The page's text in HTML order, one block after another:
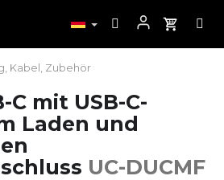
Kabel, Zubehör
C mit USB-C-
Laden und
UC-DUCMF